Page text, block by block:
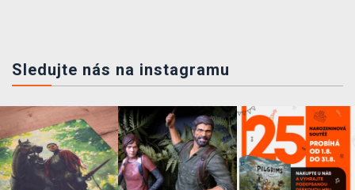
Sledujte nás na instagramu